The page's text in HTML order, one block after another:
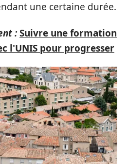
une certaine durée.
:Suivre une formation
l'UNIS pour progresser